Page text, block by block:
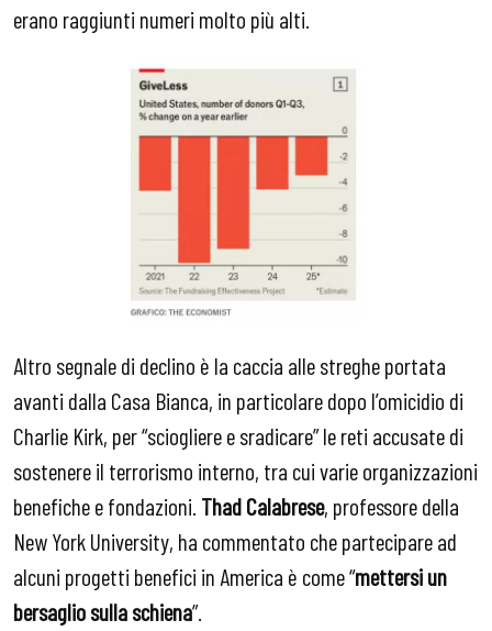
erano raggiunti numeri molto più alti.
Altro segnale di declino è la caccia alle streghe portata
avanti dalla Casa Bianca, in particolare dopo l’omicidio di
Charlie Kirk, per “sciogliere e sradicare” le reti accusate di
sostenere il terrorismo interno, tra cui varie organizzazioni
benefiche e fondazioni. Thad Calabrese, professore della
New York University, ha commentato che partecipare ad
alcuni progetti benefici in America è come “mettersi un
bersaglio sulla schiena”.